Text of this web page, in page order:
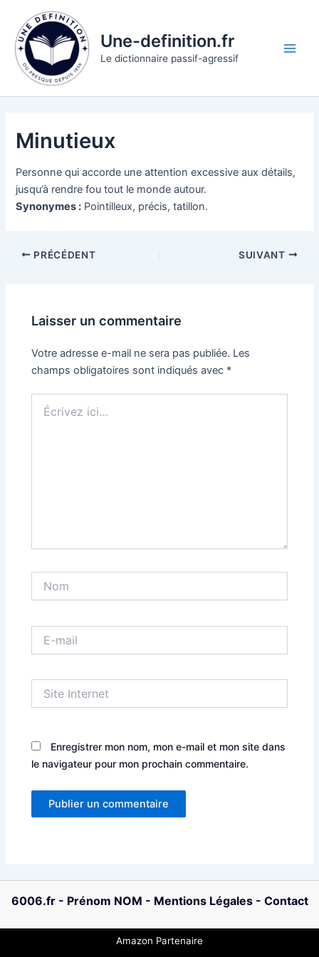
contenu
Une-definition.fr
Le dictionnaire passif-agressif
Minutieux
Personne qui accorde une attention excessive aux détails,
jusqu’à rendre fou tout le monde autour.
Synonymes : Pointilleux, précis, tatillon.
PRÉCÉDENT SUIVANT
Laisser un commentaire
Votre adresse e-mail ne sera pas publiée. Les
champs obligatoires sont indiqués avec *
ici…
mail
Internet
Enregistrer mon nom, mon e-mail et mon site dans
le navigateur pour mon prochain commentaire.
6006.fr- Prénom NOM - Mentions Légales- Contact
Amazon Partenaire